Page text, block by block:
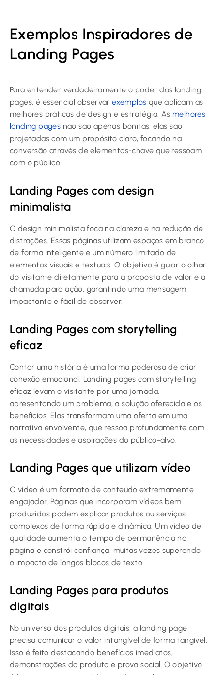
Exemplos Inspiradores de
Landing Pages
Para entender verdadeiramente o poder das landing
pages, é essencial observarexemplos que aplicam as
melhores práticas de design e estratégia. As melhores
landing pages não são apenas bonitas; elas são
projetadas com um propósito claro, focando na
conversão através de elementos-chave que ressoam
com o público.
Landing Pages com design
minimalista
O design minimalista foca na clareza e na redução de
distrações. Essas páginas utilizam espaços em branco
de forma inteligente e um número limitado de
elementos visuais e textuais. O objetivo é guiar o olhar
do visitante diretamente para a proposta de valor e a
chamada para ação, garantindo uma mensagem
impactante e fácil de absorver.
Landing Pages com storytelling
eficaz
Contar uma história é uma forma poderosa de criar
conexão emocional. Landing pages com storytelling
eficaz levam o visitante por uma jornada,
apresentando um problema, a solução oferecida e os
benefícios. Elas transformam uma oferta em uma
narrativa envolvente, que ressoa profundamente com
as necessidades e aspirações do público-alvo.
Landing Pages que utilizam vídeo
O vídeo é um formato de conteúdo extremamente
engajador. Páginas que incorporam vídeos bem
produzidos podem explicar produtos ou serviços
complexos de forma rápida e dinâmica. Um vídeo de
qualidade aumenta o tempo de permanência na
página e constrói confiança, muitas vezes superando
o impacto de longos blocos de texto.
Landing Pages para produtos
digitais
No universo dos produtos digitais, a landing page
precisa comunicar o valor intangível de forma tangível.
Isso é feito destacando benefícios imediatos,
demonstrações do produto e prova social. O objetivo